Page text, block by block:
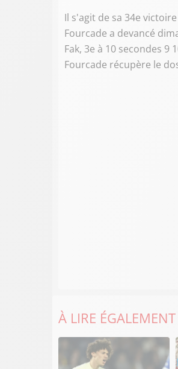
Il s'agit de sa 34e
Fourcade a devancé
Fak, 3e à 10 secondes
Fourcade récupère le
À LIRE ÉGALEMENT